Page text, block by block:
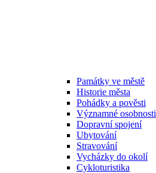
Památky ve městě
Historie města
Pohádky a pověsti
Významné osobnosti
Dopravní spojení
Ubytování
Stravování
Vycházky do okolí
Cykloturistika